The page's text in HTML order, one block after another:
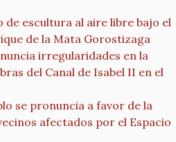
de escultura al aire libre bajo el
de la Mata Gorostizaga
irregularidades en la
del Canal de Isabel II en el
se pronuncia a favor de la
afectados por el Espacio